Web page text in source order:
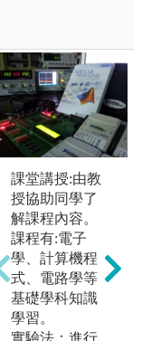
2. 需培養基本
數學及物理觀
念，以應用於
工程理論之學
習。
圖解:培養基本
數學及物理觀
課堂講授:由教
授協助同學了
解課程內容。
課程有:電子
學、計算機程
式、電路學等
基礎學科知識
學習。
實驗法：進行